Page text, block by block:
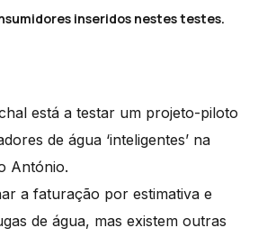
inseridos nestes testes.
está a testar um projeto-piloto
de água ‘inteligentes’ na
António.
a faturação por estimativa e
de água, mas existem outras